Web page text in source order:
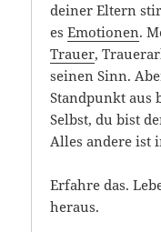
deiner Eltern
esEmotionen.
Trauer,
seinen Sinn.
Standpunkt aus
Selbst, du bist
Alles andere ist
Erfahre das.
heraus.